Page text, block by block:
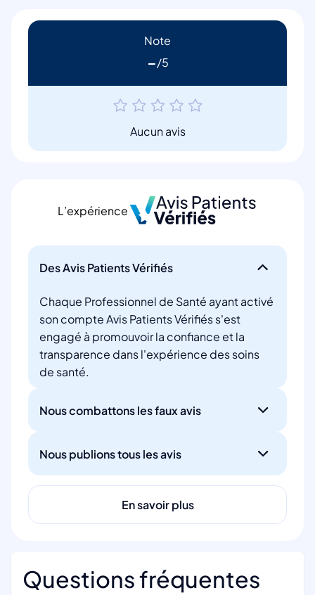
Note
-
Aucun avis
L’expérience
Des Avis Patients Vérifiés
Chaque Professionnel de Santé ayant activé
son compte Avis Patients Vérifiés s'est
engagé à promouvoir la confiance et la
transparence dans l'expérience des soins
de santé.
Nous combattons les faux avis
Nous publions tous les avis
En savoir plus
Questions fréquentes